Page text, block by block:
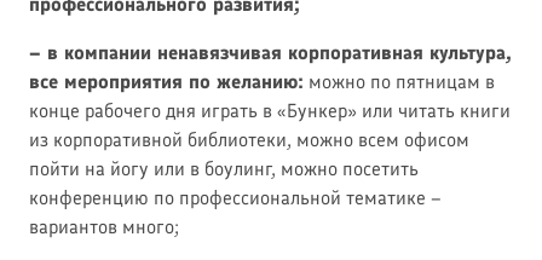
– в компании ненавязчивая корпоративная культура,
все мероприятия по желанию: можно по пятницам в
конце рабочего дня играть в «Бункер» или читать книги
из корпоративной библиотеки, можно всем офисом
пойти на йогу или в боулинг, можно посетить
конференцию по профессиональной тематике –
вариантов много;